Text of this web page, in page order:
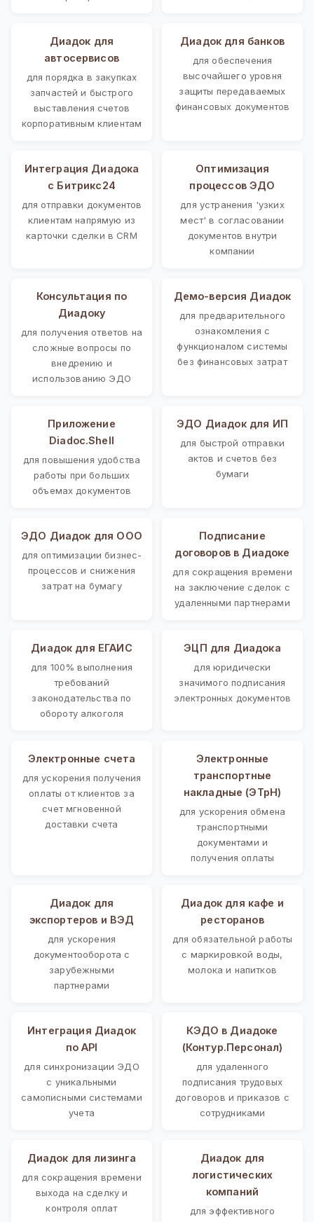
Диадок для
автосервисов
для порядка в закупках
запчастей и быстрого
выставления счетов
корпоративным клиентам
Диадок для банков
для обеспечения
высочайшего уровня
защиты передаваемых
финансовых документов
Интеграция Диадока
с Битрикс24
для отправки документов
клиентам напрямую из
карточки сделки в CRM
Оптимизация
процессов ЭДО
для устранения 'узких
мест' в согласовании
документов внутри
компании
Консультация по
Диадоку
для получения ответов на
сложные вопросы по
внедрению и
использованию ЭДО
Демо-версия Диадок
для предварительного
ознакомления с
функционалом системы
без финансовых затрат
Приложение
Diadoc.Shell
для повышения удобства
работы при больших
объемах документов
ЭДО Диадок для ИП
для быстрой отправки
актов и счетов без
бумаги
ЭДО Диадок для ООО
для оптимизации бизнес-
процессов и снижения
затрат на бумагу
Подписание
договоров в Диадоке
для сокращения времени
на заключение сделок с
удаленными партнерами
Диадок для ЕГАИС
для 100% выполнения
требований
законодательства по
обороту алкоголя
ЭЦП для Диадока
для юридически
значимого подписания
электронных документов
Электронные счета
для ускорения получения
оплаты от клиентов за
счет мгновенной
доставки счета
Электронные
транспортные
накладные (ЭТрН)
для ускорения обмена
транспортными
документами и
получения оплаты
Диадок для
экспортеров и ВЭД
для ускорения
документооборота с
зарубежными
партнерами
Диадок для кафе и
ресторанов
для обязательной работы
с маркировкой воды,
молока и напитков
Интеграция Диадок
по API
для синхронизации ЭДО
с уникальными
самописными системами
учета
КЭДО в Диадоке
(Контур.Персонал)
для удаленного
подписания трудовых
договоров и приказов с
сотрудниками
Диадок для лизинга
для сокращения времени
выхода на сделку и
контроля оплат
Диадок для
логистических
компаний
для эффективного